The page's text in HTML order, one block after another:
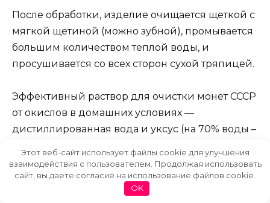
После обработки, изделие очищается щеткой с
мягкой щетиной (можно зубной), промывается
большим количеством теплой воды, и
просушивается со всех сторон сухой тряпицей.
Эффективный раствор для очистки монет СССР
от окислов в домашних условиях —
дистиллированная вода и уксус (на 70% воды –
промыть их в мыльном растворе, а затем
выдержать в готовом растворе 72 часа. После
такой процедуры монеты могут приобрести
Этот веб-сайт использует файлы cookie для улучшения
взаимодействия с пользователем. Продолжая использовать
сайт, вы даете согласие на использование файлов cookie.
OK